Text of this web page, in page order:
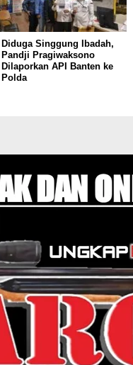
‎Diduga Singgung Ibadah,
Pandji Pragiwaksono
Dilaporkan API Banten ke
Polda